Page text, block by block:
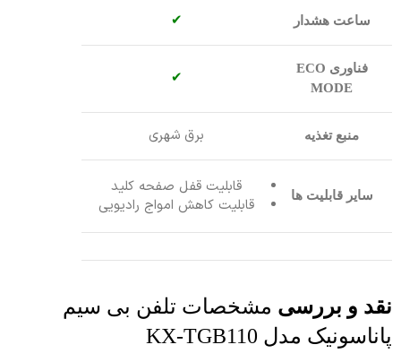
ساعت هشدار ✔
فناوری ECO
MODE
✔
منبع تغذیه برق شهری
سایر قابلیت ها
قابلیت قفل صفحه کلید
قابلیت کاهش امواج رادیویی
نقد و بررسی مشخصات تلفن بی سیم
پاناسونیک مدل KX-TGB110